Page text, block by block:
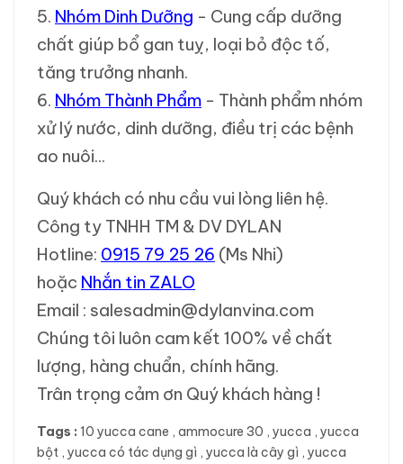
5. Nhóm Dinh Dưỡng - Cung cấp dưỡng
chất giúp bổ gan tuỵ, loại bỏ độc tố,
tăng trưởng nhanh.
6. Nhóm Thành Phẩm - Thành phẩm nhóm
xử lý nước, dinh dưỡng, điều trị các bệnh
ao nuôi...
Quý khách có nhu cầu vui lòng liên hệ.
Công ty TNHH TM & DV DYLAN
Hotline: 0915 79 25 26 (Ms Nhi)
hoặc Nhắn tin ZALO
Email : salesadmin@dylanvina.com
Chúng tôi luôn cam kết 100% về chất
lượng, hàng chuẩn, chính hãng.
Trân trọng cảm ơn Quý khách hàng !
Tags : 10 yucca cane , ammocure 30 , yucca , yucca
bột , yucca có tác dụng gì , yucca là cây gì , yucca